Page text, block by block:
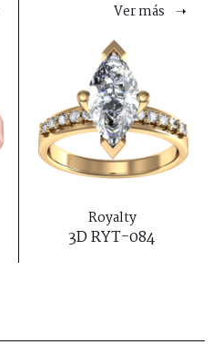
Ver más ➝
Royalty
3D RYT-084